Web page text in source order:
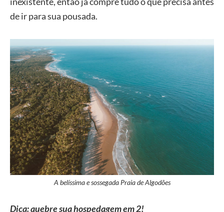
de ir para sua pousada.
A belíssima e sossegada Praia de Algodões
Dica: quebre sua hospedagem em 2!